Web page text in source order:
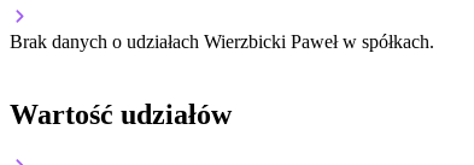
Brak danych o udziałach Wierzbicki Paweł w spółkach.
Wartość udziałów